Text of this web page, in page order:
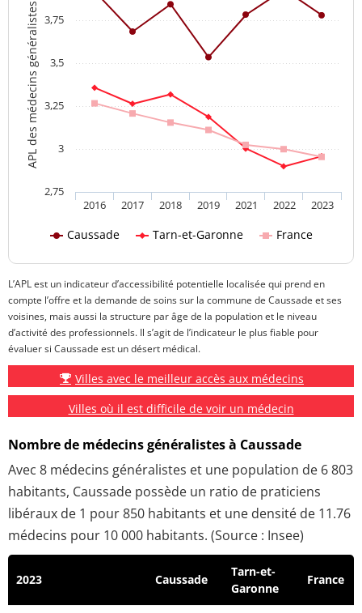
APL des médecins généralistes
Caussade Tarn-et-Garonne France
2016 2017 2018 2019 2021 2022 2023
2,75
3
3,25
3,5
3,75
L’APL est un indicateur d’accessibilité potentielle localisée qui prend en
compte l’offre et la demande de soins sur la commune de Caussade et ses
voisines, mais aussi la structure par âge de la population et le niveau
d’activité des professionnels. Il s’agit de l’indicateur le plus fiable pour
évaluer si Caussade est un désert médical.
Villes avec le meilleur accès aux médecins
Villes où il est difficile de voir un médecin
Nombre de médecins généralistes à Caussade
Avec 8 médecins généralistes et une population de 6 803
habitants, Caussade possède un ratio de praticiens
libéraux de 1 pour 850 habitants et une densité de 11.76
médecins pour 10 000 habitants. (Source : Insee)
2023 Caussade
Tarn-et-
Garonne
France